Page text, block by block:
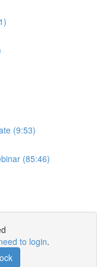
(9:53)
(85:46)
to login.